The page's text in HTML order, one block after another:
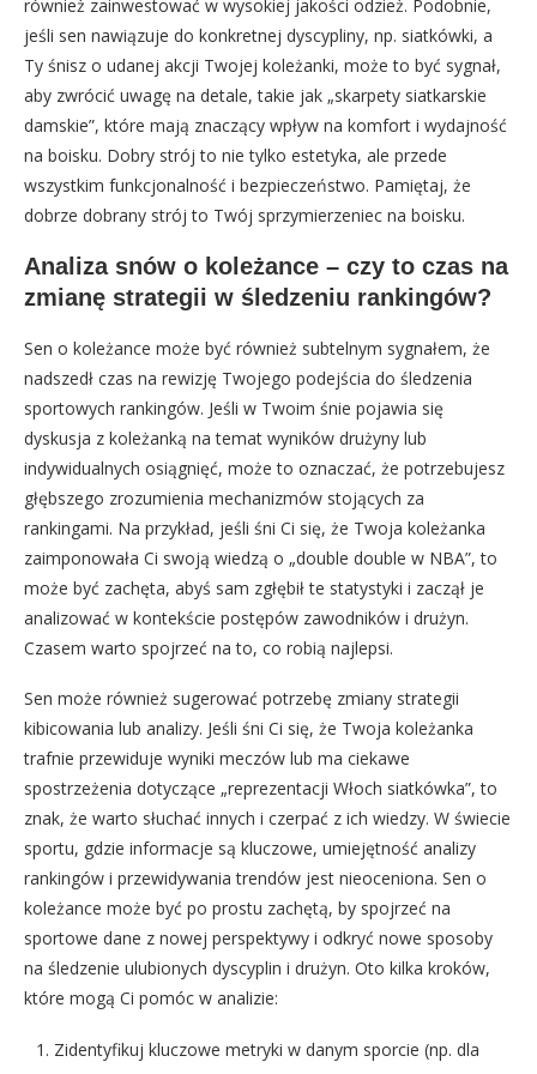
również zainwestować w wysokiej jakości odzież. Podobnie,
jeśli sen nawiązuje do konkretnej dyscypliny, np. siatkówki, a
Ty śnisz o udanej akcji Twojej koleżanki, może to być sygnał,
aby zwrócić uwagę na detale, takie jak „skarpety siatkarskie
damskie”, które mają znaczący wpływ na komfort i wydajność
na boisku. Dobry strój to nie tylko estetyka, ale przede
wszystkim funkcjonalność i bezpieczeństwo. Pamiętaj, że
dobrze dobrany strój to Twój sprzymierzeniec na boisku.
Analiza snów o koleżance – czy to czas na
zmianę strategii w śledzeniu rankingów?
Sen o koleżance może być również subtelnym sygnałem, że
nadszedł czas na rewizję Twojego podejścia do śledzenia
sportowych rankingów. Jeśli w Twoim śnie pojawia się
dyskusja z koleżanką na temat wyników drużyny lub
indywidualnych osiągnięć, może to oznaczać, że potrzebujesz
głębszego zrozumienia mechanizmów stojących za
rankingami. Na przykład, jeśli śni Ci się, że Twoja koleżanka
zaimponowała Ci swoją wiedzą o „double double w NBA”, to
może być zachęta, abyś sam zgłębił te statystyki i zaczął je
analizować w kontekście postępów zawodników i drużyn.
Czasem warto spojrzeć na to, co robią najlepsi.
Sen może również sugerować potrzebę zmiany strategii
kibicowania lub analizy. Jeśli śni Ci się, że Twoja koleżanka
trafnie przewiduje wyniki meczów lub ma ciekawe
spostrzeżenia dotyczące „reprezentacji Włoch siatkówka”, to
znak, że warto słuchać innych i czerpać z ich wiedzy. W świecie
sportu, gdzie informacje są kluczowe, umiejętność analizy
rankingów i przewidywania trendów jest nieoceniona. Sen o
koleżance może być po prostu zachętą, by spojrzeć na
sportowe dane z nowej perspektywy i odkryć nowe sposoby
na śledzenie ulubionych dyscyplin i drużyn. Oto kilka kroków,
które mogą Ci pomóc w analizie:
Zidentyfikuj kluczowe metryki w danym sporcie (np. dla